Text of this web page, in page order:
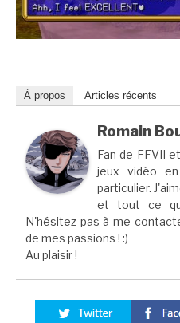
À propos Articles récents
Romain
Fan de FFVII
jeux vidéo
particulier.
et tout ce
N'hésitez pas à me
de mes passions ! :)
Au plaisir !